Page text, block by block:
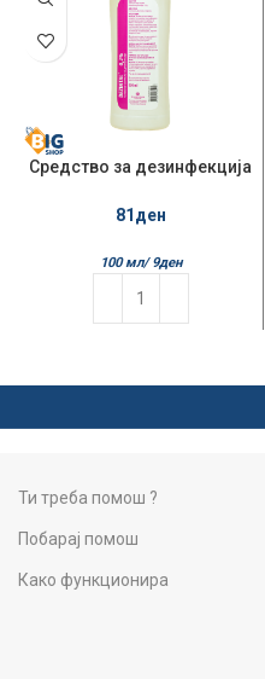
Средство за дезинфекција
81ден
100 мл/ 9ден
Ти треба помош ?
Побарај помош
Како функционира